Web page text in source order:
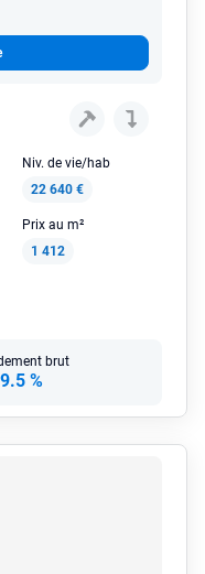
Niv. de vie/hab
22 640 €
Prix au m²
1 412
brut
9.5 %